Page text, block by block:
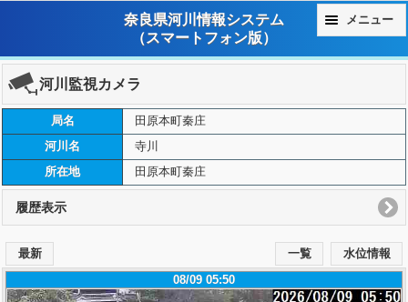
奈良県河川情報システム
（スマートフォン版）
メニュー
河川監視カメラ
局名
田原本町秦庄
河川名
寺川
所在地
田原本町秦庄
履歴表示
最新 一覧 水位情報
08/09 05:50